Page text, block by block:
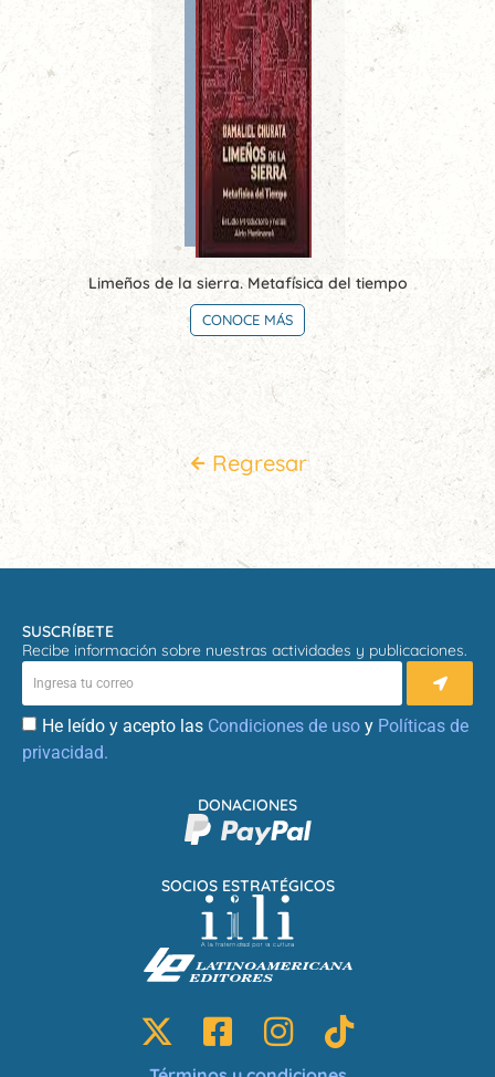
Limeños de la sierra. Metafísica del tiempo
CONOCE MÁS
Regresar
SUSCRÍBETE
Recibe información sobre nuestras actividades y publicaciones.
He leído y acepto las Condiciones de uso y Políticas de
privacidad.
SOCIOS ESTRATÉGICOS
DONACIONES